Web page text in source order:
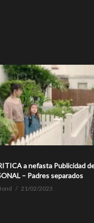
a nefasta Publicidad
– Padres separados
21/02/2023